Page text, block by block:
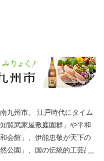
九州市。 江戸時代にタイム
覧武家屋敷庭園群」や平和
会館」、伊能忠敬が天下の
公園」、国の伝統的工芸品